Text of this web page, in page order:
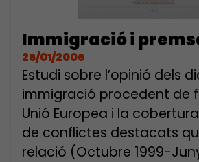
Immigració i
26/01/2006
Estudi sobre l’opinió dels
immigració procedent de
Unió Europea i la
de conflictes destacats
relació (Octubre 1999-